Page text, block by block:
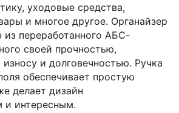
уходовые средства,
и многое другое. Органайзер
из переработанного АБС-
своей прочностью,
и долговечностью. Ручка
обеспечивает простую
делает дизайн
и интересным.